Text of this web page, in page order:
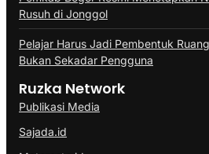
Rusuh di Jonggol
Pelajar Harus Jadi Pembentuk
Bukan Sekadar Pengguna
Ruzka Network
Publikasi Media
Sajada.id